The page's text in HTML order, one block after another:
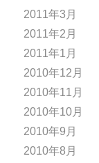
2011年3月
2011年2月
2011年1月
2010年12月
2010年11月
2010年10月
2010年9月
2010年8月